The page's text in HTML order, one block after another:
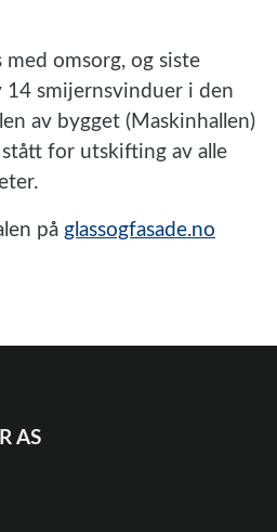
omsorg, og siste
14 smijernsvinduer i den
av bygget (Maskinhallen)
for utskifting av alle
på glassogfasade.no
AS